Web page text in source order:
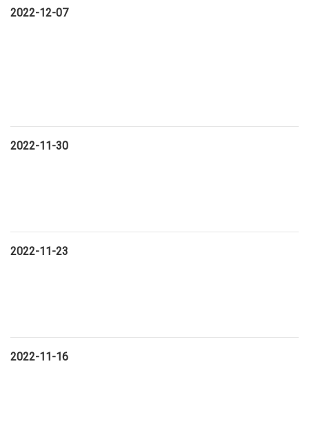
2022-12-07
2022-11-30
2022-11-23
2022-11-16